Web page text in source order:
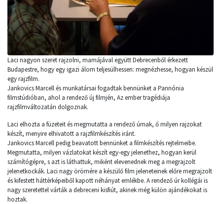
Laci nagyon szeret rajzolni, mamájával együtt Debrecenből érkezett
Budapestre, hogy egy igazi álom teljesülhessen: megnézhesse, hogyan készül
egy rajzfilm.
Jankovics Marcell és munkatársai fogadtak bennünket a Pannónia
filmstúdióban, ahol a rendező új filmjén, Az ember tragédiája
rajzfilmváltozatán dolgoznak.
Laci elhozta a füzeteit és megmutatta a rendező úrnak, ő milyen rajzokat
készít, menyire elhivatott a rajzfilmkészítés iránt.
Jankovics Marcell pedig beavatott bennünket a filmkészítés rejtelmeibe.
Megmutatta, milyen vázlatokat készít egy-egy jelenethez, hogyan kerül
számítógépre, s azt is láthattuk, miként elevenednek meg a megrajzolt
jelenetkockák. Laci nagy örömére a készülő film jeleneteinek előre megrajzolt
és kifestett háttérképeiből kapott néhányat emlékbe. A rendező úr kollégái is
nagy szeretettel várták a debreceni kisfiút, akinek még külön ajándékokat is
hoztak.